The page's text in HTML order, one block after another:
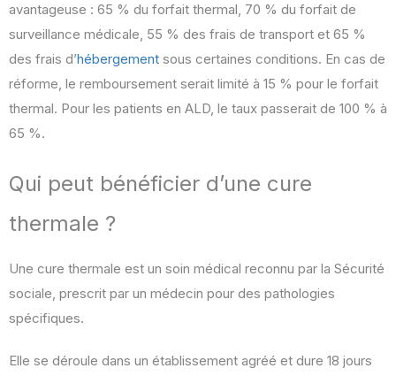
avantageuse : 65 % du forfait thermal, 70 % du forfait de
surveillance médicale, 55 % des frais de transport et 65 %
des frais d’hébergement sous certaines conditions. En cas de
réforme, le remboursement serait limité à 15 % pour le forfait
thermal. Pour les patients en ALD, le taux passerait de 100 % à
65 %.
Qui peut bénéficier d’une cure
thermale ?
Une cure thermale est un soin médical reconnu par la Sécurité
sociale, prescrit par un médecin pour des pathologies
spécifiques.
Elle se déroule dans un établissement agréé et dure 18 jours